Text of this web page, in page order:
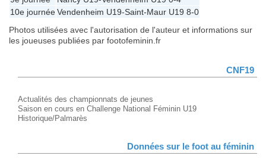
10e journéeVendenheim U19-Saint-Maur U19 8-0
Photos utilisées avec l'autorisation de l'auteur et informations sur
les joueuses publiées par footofeminin.fr
CNF19
Actualités des championnats de jeunes
Saison en cours en Challenge National Féminin U19
Historique/Palmarès
Données sur le foot au féminin